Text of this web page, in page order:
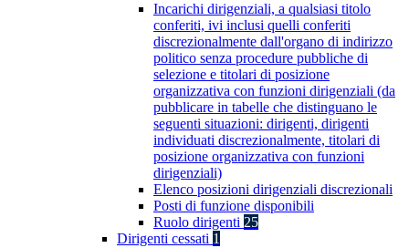
Incarichi dirigenziali, a qualsiasi titolo
conferiti, ivi inclusi quelli conferiti
discrezionalmente dall'organo di indirizzo
politico senza procedure pubbliche di
selezione e titolari di posizione
organizzativa con funzioni dirigenziali (da
pubblicare in tabelle che distinguano le
seguenti situazioni: dirigenti, dirigenti
individuati discrezionalmente, titolari di
posizione organizzativa con funzioni
dirigenziali)
Elenco posizioni dirigenziali discrezionali
Posti di funzione disponibili
Ruolo dirigenti 25
Dirigenti cessati 1